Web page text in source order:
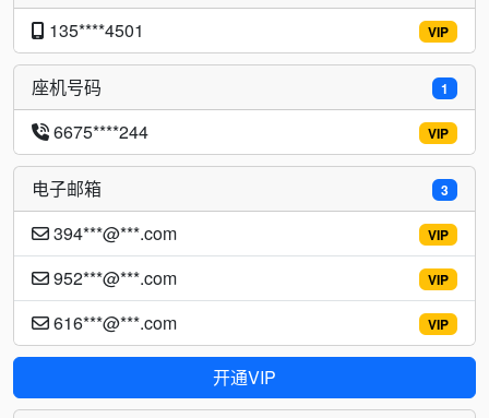
VIP
135****4501
1
座机号码
VIP
6675****244
3
电子邮箱
VIP
394***@***.com
VIP
952***@***.com
VIP
616***@***.com
开通VIP